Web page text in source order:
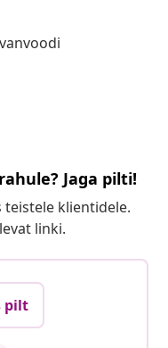
Jaga pilti!
klientidele.
linki.
pilt